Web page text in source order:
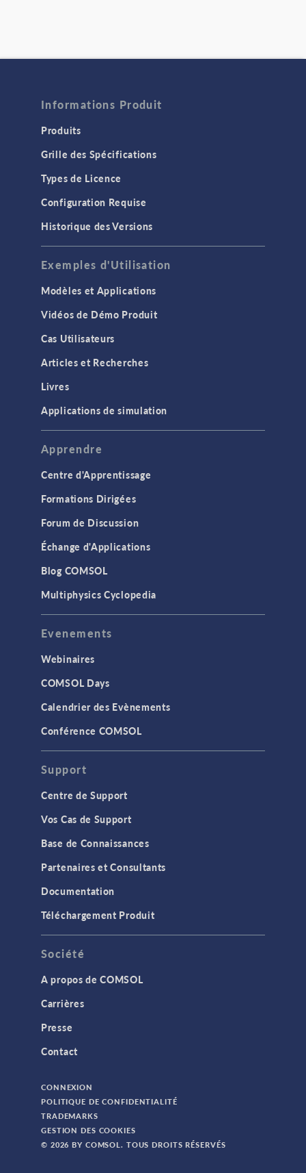
Informations Produit
Produits
Grille des Spécifications
Types de Licence
Configuration Requise
Historique des Versions
Exemples d'Utilisation
Modèles et Applications
Vidéos de Démo Produit
Cas Utilisateurs
Articles et Recherches
Livres
Applications de simulation
Apprendre
Centre d'Apprentissage
Formations Dirigées
Forum de Discussion
Échange d'Applications
Blog COMSOL
Multiphysics Cyclopedia
Evenements
Webinaires
COMSOL Days
Calendrier des Evènements
Conférence COMSOL
Support
Centre de Support
Vos Cas de Support
Base de Connaissances
Partenaires et Consultants
Documentation
Téléchargement Produit
Société
A propos de COMSOL
Carrières
Presse
Contact
CONNEXION
POLITIQUE DE CONFIDENTIALITÉ
TRADEMARKS
GESTION DES COOKIES
© 2026 BY COMSOL. TOUS DROITS RÉSERVÉS